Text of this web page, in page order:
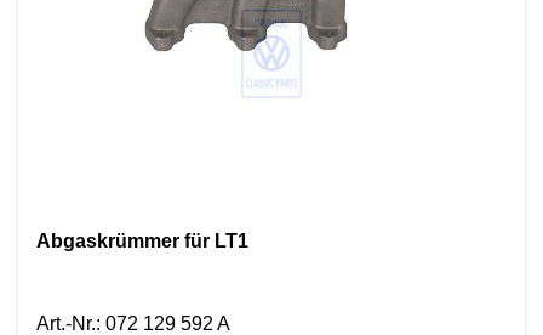
Abgaskrümmer für LT1
Art.-Nr.: 072 129 592 A